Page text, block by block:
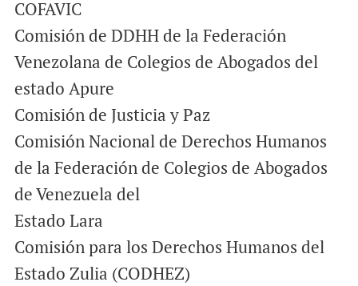
COFAVIC
Comisión de DDHH de la Federación
Venezolana de Colegios de Abogados del
estado Apure
Comisión de Justicia y Paz
Comisión Nacional de Derechos Humanos
de la Federación de Colegios de Abogados
de Venezuela del
Estado Lara
Comisión para los Derechos Humanos del
Estado Zulia (CODHEZ)